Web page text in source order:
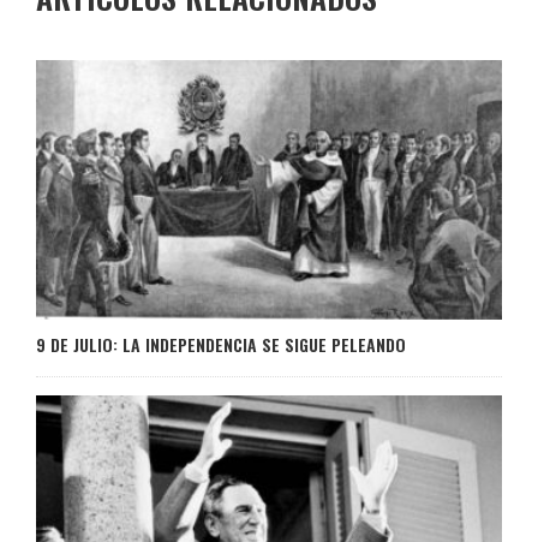
9 DE JULIO: LA INDEPENDENCIA SE SIGUE PELEANDO